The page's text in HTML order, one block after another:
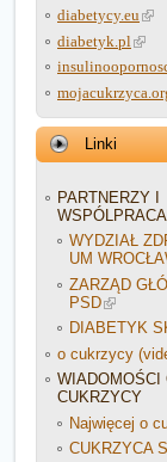
diabetycy.eu
diabetyk.pl
Linki
PARTNERZY I
WSPÓLPRACA
WYDZIAŁ
UM
ZARZĄD
PSD
DIABETYK
o cukrzycy
WIADOMOŚCI
CUKRZYCY
Najwięcej o
CUKRZYCA